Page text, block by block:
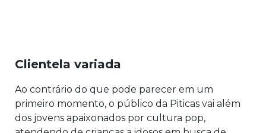
Clientela variada
Ao contrário do que pode parecer em um
primeiro momento, o público da Piticas vai além
dos jovens apaixonados por cultura pop,